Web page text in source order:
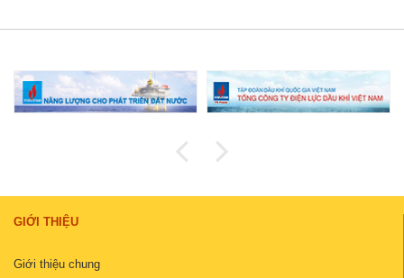
GIỚI THIỆU
Giới thiệu chung